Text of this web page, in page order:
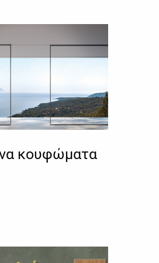
κουφώματα